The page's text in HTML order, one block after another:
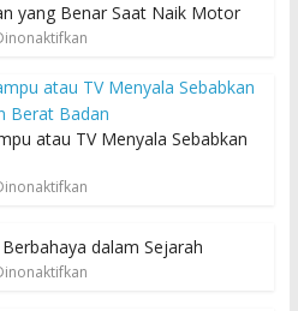
yang Benar Saat Naik Motor
atau TV Menyala Sebabkan
dalam Sejarah